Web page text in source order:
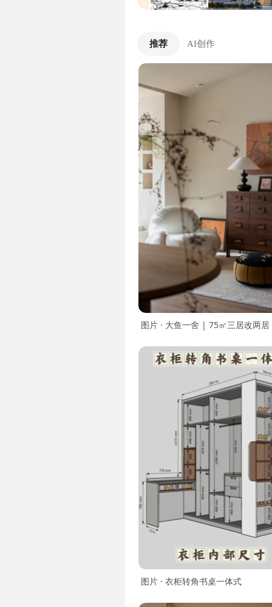
推荐 AI创作
图片 · 衣柜转角书桌一体式